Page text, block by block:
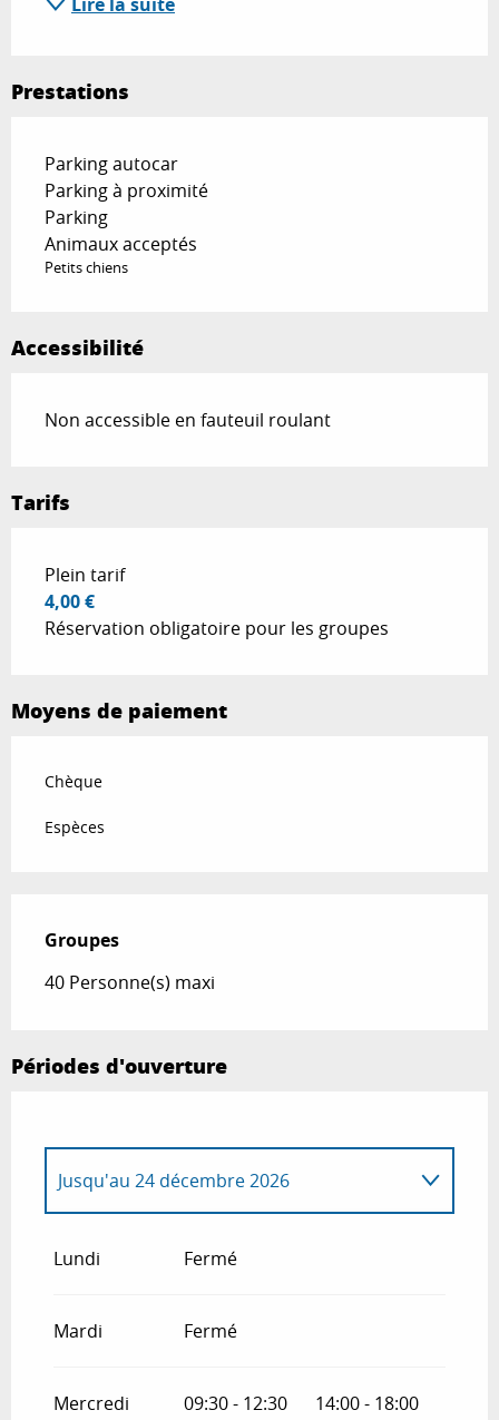
Prestations
Parking autocar
Parking à proximité
Parking
Animaux acceptés
Petits chiens
Accessibilité
Non accessible en fauteuil roulant
Tarifs
Tarifs 2026
Plein tarif
4,00 €
Réservation obligatoire pour les groupes
Moyens de paiement
Chèque
Espèces
Groupes
Groupes
40 Personne(s) maxi
Périodes d'ouverture
Jusqu'au 24 décembre 2026
2026
Lundi Fermé
Mardi Fermé
Mercredi 09:30 - 12:30 14:00 - 18:00